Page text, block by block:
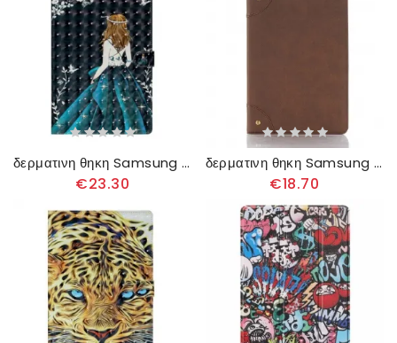
δερματινη θηκη Samsung Galaxy Tab S8 Plus / Tab S7 Plus Νεαρη Κυρία
€23.30
δερματινη θηκη Samsung Galaxy Tab S8 Plus / Tab S7 Plus Vintage Πριτσίνια Από Συνθετικό Δέρμα
€18.70